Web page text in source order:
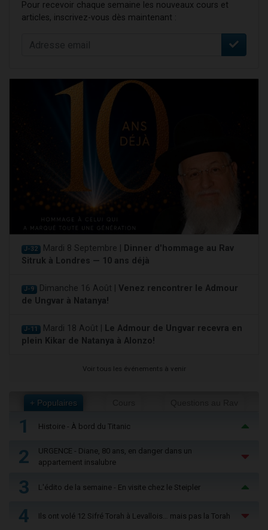
Pour recevoir chaque semaine les nouveaux cours et
articles, inscrivez-vous dès maintenant :
J-32 Mardi 8 Septembre |
Dinner d'hommage au Rav
Sitruk à Londres — 10 ans déjà
J-9 Dimanche 16 Août | Venez rencontrer le Admour
de Ungvar à Natanya!
J-11 Mardi 18 Août |
Le Admour de Ungvar recevra en
plein Kikar de Natanya à Alonzo!
Voir tous les événements à venir
+ Populaires
1 Histoire - À bord du Titanic
2
URGENCE - Diane, 80 ans, en danger dans un
appartement insalubre
3 L'édito de la semaine - En visite chez le Steipler
4 Ils ont volé 12 Sifré Torah à Levallois… mais pas la Torah